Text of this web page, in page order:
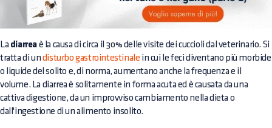
La diarrea è la causa di circa il 30% delle visite dei cuccioli dal veterinario. Si
tratta di un disturbo gastrointestinale in cui le feci diventano più morbide
o liquide del solito e, di norma, aumentano anche la frequenza e il
volume. La diarrea è solitamente in forma acuta ed è causata da una
cattiva digestione, da un improvviso cambiamento nella dieta o
dall'ingestione di un alimento insolito.